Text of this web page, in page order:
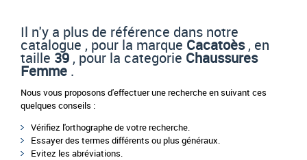
Il n'y a plus de référence dans notre
catalogue , pour la marque Cacatoès, en
taille 39 , pour la categorie Chaussures
Femme .
Nous vous proposons d'effectuer une recherche en suivant ces
quelques conseils :
Vérifiez l'orthographe de votre recherche.
Essayer des termes différents ou plus généraux.
Evitez les abréviations.